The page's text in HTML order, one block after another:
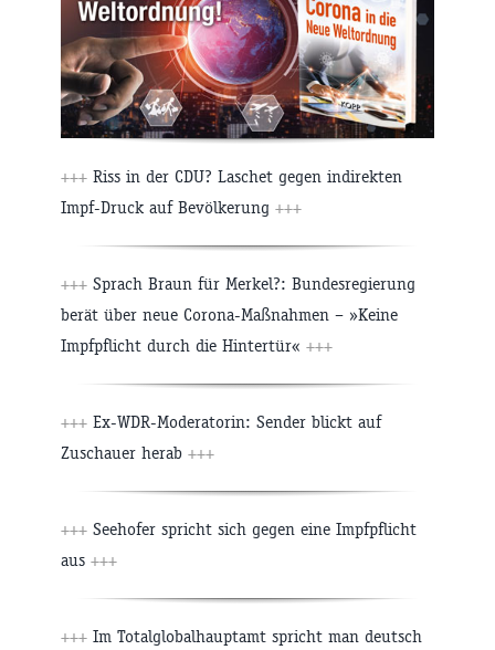
+++ Riss in der CDU? Laschet gegen indirekten
Impf-Druck auf Bevölkerung +++
+++ Sprach Braun für Merkel?: Bundesregierung
berät über neue Corona-Maßnahmen – »Keine
Impfpflicht durch die Hintertür« +++
+++ Ex-WDR-Moderatorin: Sender blickt auf
Zuschauer herab +++
+++ Seehofer spricht sich gegen eine Impfpflicht
aus +++
+++ Im Totalglobalhauptamt spricht man deutsch